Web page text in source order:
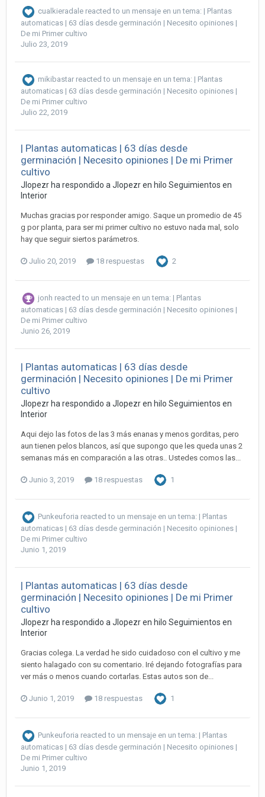
cualkieradale reacted to un mensaje en un tema: | Plantas
automaticas | 63 días desde germinación | Necesito opiniones |
De mi Primer cultivo
Julio 23, 2019
mikibastar reacted to un mensaje en un tema: | Plantas
automaticas | 63 días desde germinación | Necesito opiniones |
De mi Primer cultivo
Julio 22, 2019
| Plantas automaticas | 63 días desde
germinación | Necesito opiniones | De mi Primer
cultivo
Jlopezr ha respondido a Jlopezr en hilo Seguimientos en
Interior
Muchas gracias por responder amigo. Saque un promedio de 45
g por planta, para ser mi primer cultivo no estuvo nada mal, solo
hay que seguir siertos parámetros.
Julio 20, 2019 18 respuestas 2
jonh reacted to un mensaje en un tema: | Plantas
automaticas | 63 días desde germinación | Necesito opiniones |
De mi Primer cultivo
Junio 26, 2019
| Plantas automaticas | 63 días desde
germinación | Necesito opiniones | De mi Primer
cultivo
Jlopezr ha respondido a Jlopezr en hilo Seguimientos en
Interior
Aqui dejo las fotos de las 3 más enanas y menos gorditas, pero
aun tienen pelos blancos, así que supongo que les queda unas 2
semanas más en comparación a las otras.. Ustedes comos las...
Junio 3, 2019 18 respuestas 1
Punkeuforia reacted to un mensaje en un tema: | Plantas
automaticas | 63 días desde germinación | Necesito opiniones |
De mi Primer cultivo
Junio 1, 2019
| Plantas automaticas | 63 días desde
germinación | Necesito opiniones | De mi Primer
cultivo
Jlopezr ha respondido a Jlopezr en hilo Seguimientos en
Interior
Gracias colega. La verdad he sido cuidadoso con el cultivo y me
siento halagado con su comentario. Iré dejando fotografías para
ver más o menos cuando cortarlas. Estas autos son de...
Junio 1, 2019 18 respuestas 1
Punkeuforia reacted to un mensaje en un tema: | Plantas
automaticas | 63 días desde germinación | Necesito opiniones |
De mi Primer cultivo
Junio 1, 2019